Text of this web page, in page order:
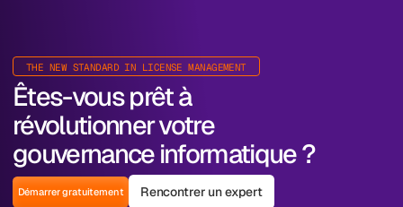
THE NEW STANDARD IN LICENSE MANAGEMENT
Êtes-vous prêt à
révolutionner votre
gouvernance informatique ?
Démarrer gratuitement Rencontrer un expert